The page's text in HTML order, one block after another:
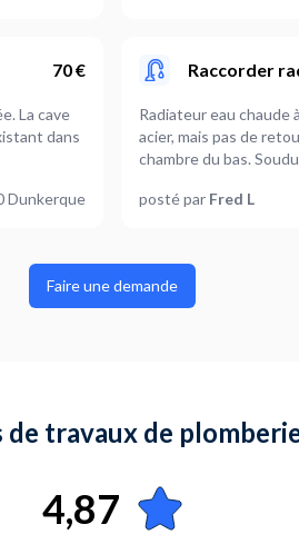
70 €
La cave
dans
Dunkerque
Raccorder
Radiateur eau chaude
acier, mais pas de
chambre du bas.
nous les procurer en
posté par Fred L
Faire une demande
travaux de
4,87